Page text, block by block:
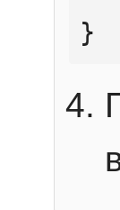
}